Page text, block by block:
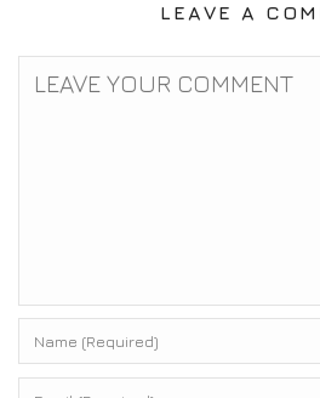
LEAVE A